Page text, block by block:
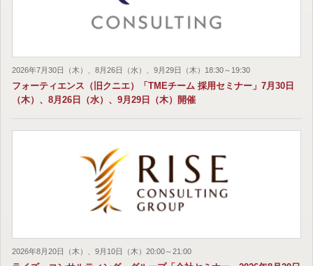
2026年7月30日（木）、8月26日（水）、9月29日（木）18:30～19:30
フォーティエンス（旧クニエ）「TMEチーム 採用セミナー」7月30日
（木）、8月26日（水）、9月29日（木）開催
2026年8月20日（木）、9月10日（木）20:00～21:00